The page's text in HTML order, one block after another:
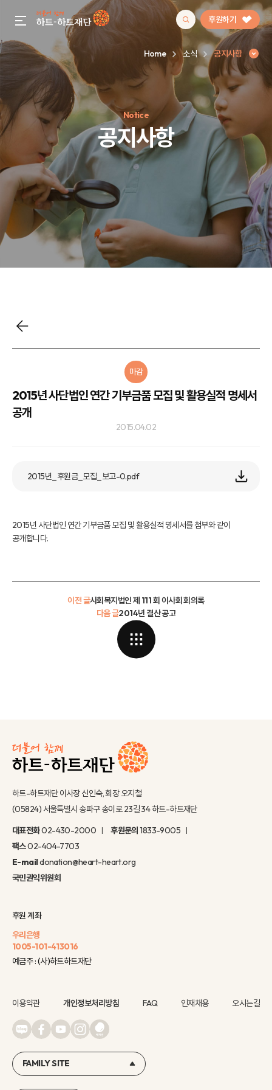
gnb menu open 후원하기
인기 키워드
#정기후원#하트플레이스#캠페인#팬덤후원
Home 소식 공지사항
Notice
공지사항
마감
2015년 사단법인 연간 기부금품 모집 및 활용실적 명세서
공개
2015.04.02
2015년_후원금_모집_보고-0.pdf
2015년 사단법인 연간 기부금품 모집 및 활용실적 명세서를 첨부와 같이
공개합니다.
이전 글사회복지법인 제 111 회 이사회 회의록
2014년 결산 공고
다음 글
하트-하트재단 이사장 신인숙, 회장 오지철
(05824) 서울특별시 송파구 송이로 23길 34 하트-하트재단
대표전화02-430-2000 후원문의1833-9005
팩스02-404-7703
E-maildonation@heart-heart.org
국민권익위원회
후원 계좌
우리은행
1005-101-413016
예금주 : (사)하트하트재단
이용약관 개인정보처리방침 FAQ 인재채용 오시는길
FAMILY SITE